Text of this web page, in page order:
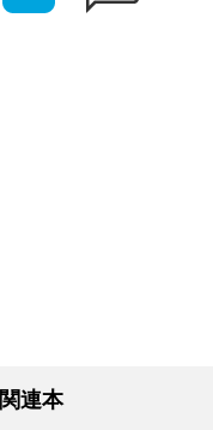
連本